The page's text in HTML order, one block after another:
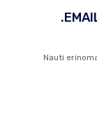
Nauti